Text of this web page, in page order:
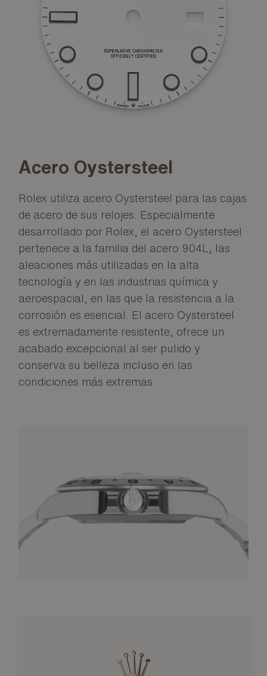
Acero Oystersteel
Rolex utiliza acero Oystersteel para las cajas
de acero de sus relojes. Especialmente
desarrollado por Rolex, el acero Oystersteel
pertenece a la familia del acero 904L, las
aleaciones más utilizadas en la alta
tecnología y en las industrias química y
aeroespacial, en las que la resistencia a la
corrosión es esencial. El acero Oystersteel
es extremadamente resistente, ofrece un
acabado excepcional al ser pulido y
conserva su belleza incluso en las
condiciones más extremas.